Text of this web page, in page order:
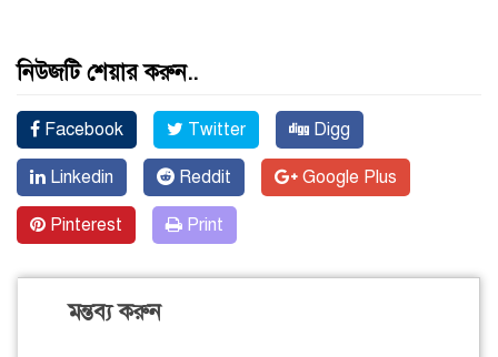
নিউজটি শেয়ার করুন..
Facebook Twitter Digg
Linkedin Reddit Google Plus
Pinterest Print
মন্তব্য করুন